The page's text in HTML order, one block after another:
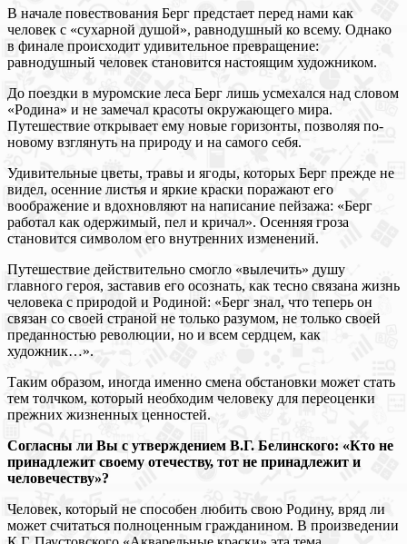
В начале повествования Берг предстает перед нами как
человек с «сухарной душой», равнодушный ко всему. Однако
в финале происходит удивительное превращение:
равнодушный человек становится настоящим художником.
До поездки в муромские леса Берг лишь усмехался над словом
«Родина» и не замечал красоты окружающего мира.
Путешествие открывает ему новые горизонты, позволяя по-
новому взглянуть на природу и на самого себя.
Удивительные цветы, травы и ягоды, которых Берг прежде не
видел, осенние листья и яркие краски поражают его
воображение и вдохновляют на написание пейзажа: «Берг
работал как одержимый, пел и кричал». Осенняя гроза
становится символом его внутренних изменений.
Путешествие действительно смогло «вылечить» душу
главного героя, заставив его осознать, как тесно связана жизнь
человека с природой и Родиной: «Берг знал, что теперь он
связан со своей страной не только разумом, не только своей
преданностью революции, но и всем сердцем, как
художник…».
Таким образом, иногда именно смена обстановки может стать
тем толчком, который необходим человеку для переоценки
прежних жизненных ценностей.
Согласны ли Вы с утверждением В.Г. Белинского: «Кто не
принадлежит своему отечеству, тот не принадлежит и
человечеству»?
Человек, который не способен любить свою Родину, вряд ли
может считаться полноценным гражданином. В произведении